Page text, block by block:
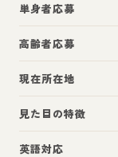
単身者応募
高齢者応募
現在所在地
見た目の特徴
英語対応